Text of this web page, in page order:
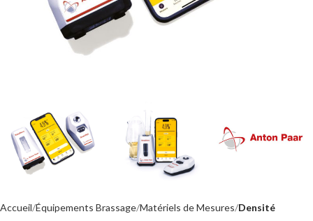
Accueil Équipements Brassage Matériels de Mesures Densité